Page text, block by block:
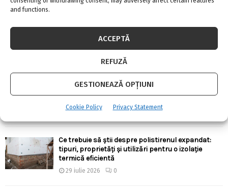
and functions.
ACCEPTĂ
REFUZĂ
GESTIONEAZĂ OPȚIUNI
Cookie Policy Privacy Statement
Există aparate anti-gândaci și ieftine, și bune?!
4 august 2026 0
Ergonomia în bucătărie: cum alegi înălțimile,
adâncimile și distanțele corecte pentru confort
30 iulie 2026 0
Ce trebuie să știi despre polistirenul expandat:
tipuri, proprietăți și utilizări pentru o izolație
termică eficientă
29 iulie 2026 0